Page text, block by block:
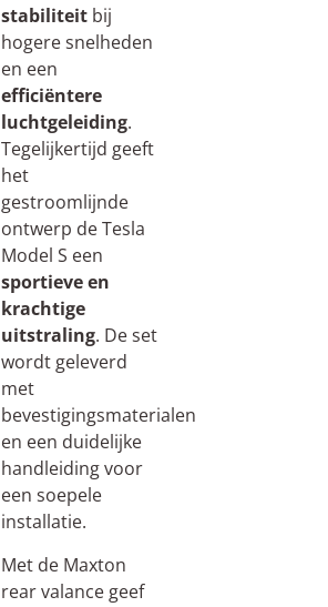
stabiliteitbij
hogere snelheden
en een
efficiëntere
luchtgeleiding.
Tegelijkertijd geeft
het
gestroomlijnde
ontwerp de Tesla
Model S een
sportieve en
krachtige
uitstraling. De set
wordt geleverd
met
bevestigingsmaterialen
en een duidelijke
handleiding voor
een soepele
installatie.
Met de Maxton
rear valance geef